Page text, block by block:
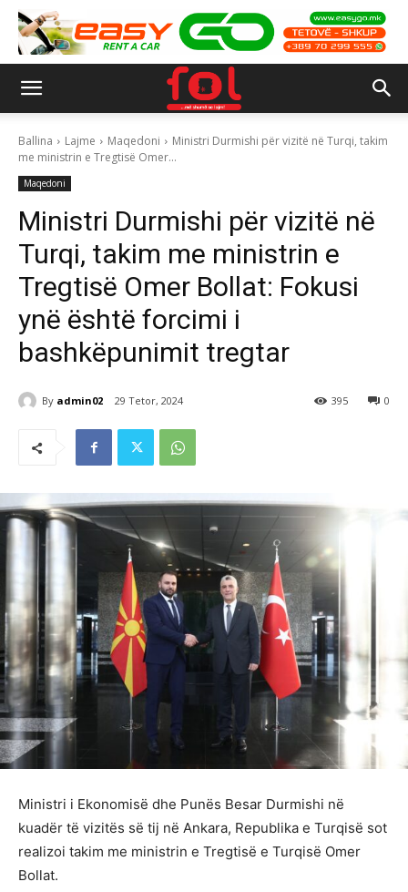
Ballina Lajme Maqedoni
Ministri Durmishi për vizitë në Turqi, takim
me ministrin e Tregtisë Omer...
Maqedoni
Ministri Durmishi për vizitë në
Turqi, takim me ministrin e
Tregtisë Omer Bollat: Fokusi
ynë është forcimi i
bashkëpunimit tregtar
By admin02 29 Tetor, 2024 0
395
Ministri i Ekonomisë dhe Punës Besar Durmishi në
kuadër të vizitës së tij në Ankara, Republika e Turqisë sot
realizoi takim me ministrin e Tregtisë e Turqisë Omer
Bollat.